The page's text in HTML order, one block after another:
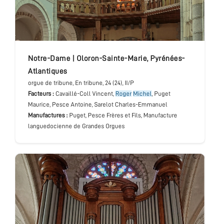
Notre-Dame Oloron-Sainte-Marie, Pyrénées-
Atlantiques
orgue de tribune, En tribune, 24 (24), II/P
Facteurs : Cavaillé-Coll Vincent, Roger Michel , Puget
Maurice, Pesce Antoine, Sarelot Charles-Emmanuel
Manufactures : Puget, Pesce Frères et Fils, Manufacture
languedocienne de Grandes Orgues